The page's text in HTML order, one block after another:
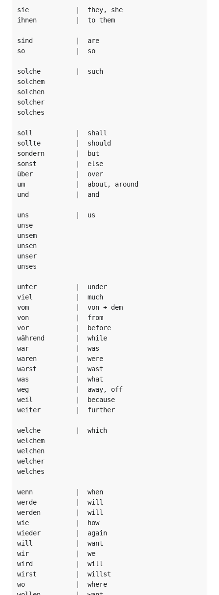
sie            |  they, she
ihnen          |  to them
sind           |  are
so             |  so
solche         |  such
solchem
solchen
solcher
solches
soll           |  shall
sollte         |  should
sondern        |  but
sonst          |  else
über           |  over
um             |  about, around
und            |  and
uns            |  us
unse
unsem
unsen
unser
unses
unter          |  under
viel           |  much
vom            |  von + dem
von            |  from
vor            |  before
während        |  while
war            |  was
waren          |  were
warst          |  wast
was            |  what
weg            |  away, off
weil           |  because
weiter         |  further
welche         |  which
welchem
welchen
welcher
welches
wenn           |  when
werde          |  will
werden         |  will
wie            |  how
wieder         |  again
will           |  want
wir            |  we
wird           |  will
wirst          |  willst
wo             |  where